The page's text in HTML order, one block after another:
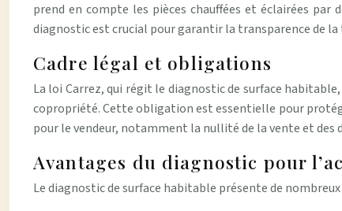
prend en compte les pièces chauffées et éclairées par
diagnostic est crucial pour garantir la transparence de
Cadre légal et obligations
La loi Carrez, qui régit le diagnostic de surface
copropriété. Cette obligation est essentielle pour
pour le vendeur, notamment la nullité de la vente et des
Avantages du diagnostic pour
Le diagnostic de surface habitable présente de